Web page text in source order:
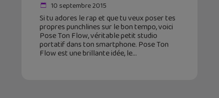
10 septembre 2015
Si tu adores le rap et que tu veux poser tes
propres punchlines sur le bon tempo, voici
Pose Ton Flow, véritable petit studio
portatif dans ton smartphone. Pose Ton
Flow est une brillante idée, le